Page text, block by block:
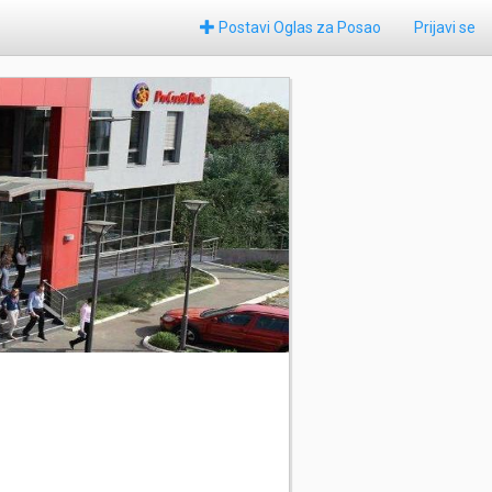
Postavi Oglas za Posao Prijavi se